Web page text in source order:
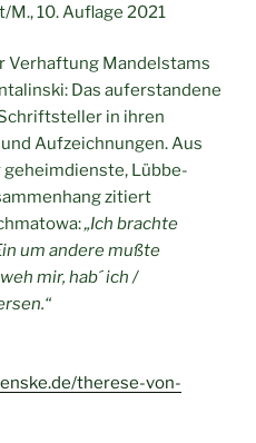
10. Auflage 2021
Verhaftung Mandelstams
Das auferstandene
in ihren
Aufzeichnungen. Aus
Lübbe-
zitiert
„Ich brachte
um andere mußte
mir, hab´ ich /
therese-von-